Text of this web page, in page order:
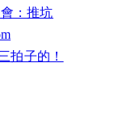
：推坑
拍子的！